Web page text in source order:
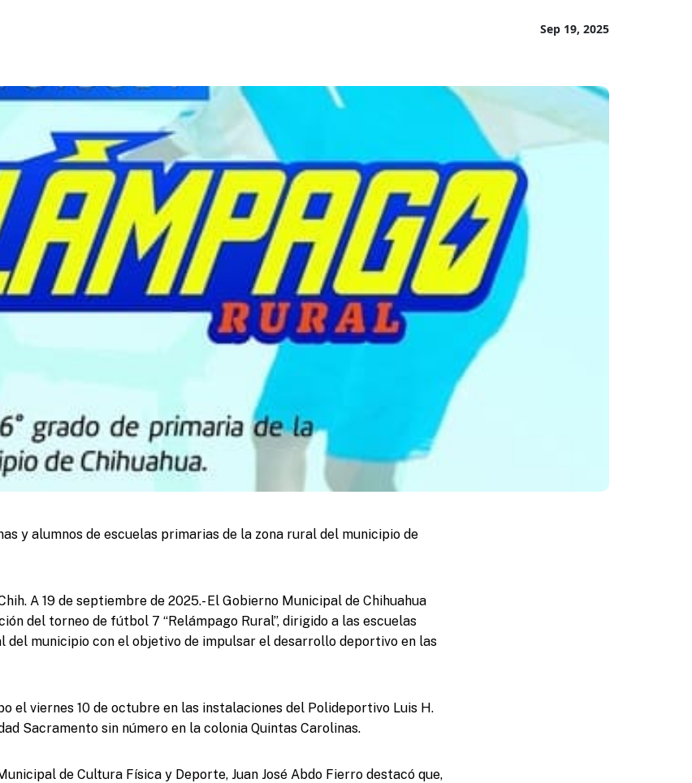
Sep 19, 2025
y alumnos de escuelas primarias de la zona rural del municipio de
A 19 de septiembre de 2025.- El Gobierno Municipal de Chihuahua
del torneo de fútbol 7 “Relámpago Rural”, dirigido a las escuelas
del municipio con el objetivo de impulsar el desarrollo deportivo en las
el viernes 10 de octubre en las instalaciones del Polideportivo Luis H.
Sacramento sin número en la colonia Quintas Carolinas.
de Cultura Física y Deporte, Juan José Abdo Fierro destacó que,